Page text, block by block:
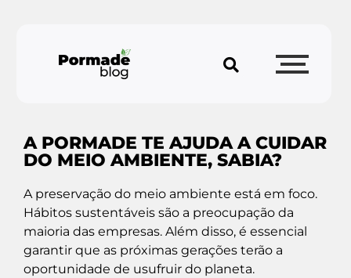
A PORMADE TE AJUDA A CUIDAR
DO MEIO AMBIENTE, SABIA?
A preservação do meio ambiente está em foco.
Hábitos sustentáveis são a preocupação da
maioria das empresas. Além disso, é essencial
garantir que as próximas gerações terão a
oportunidade de usufruir do planeta.